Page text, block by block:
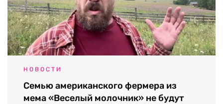
НОВОСТИ
Семью американского фермера из
мема «Веселый молочник» не будут